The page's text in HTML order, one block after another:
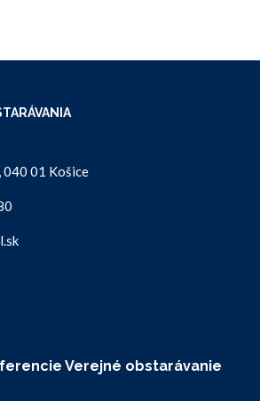
01 Košice
Verejné obstarávanie